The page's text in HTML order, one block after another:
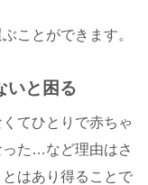
ことができます。
いと困る
てひとりで赤ちゃ
った…など理由はさ
はあり得ることで